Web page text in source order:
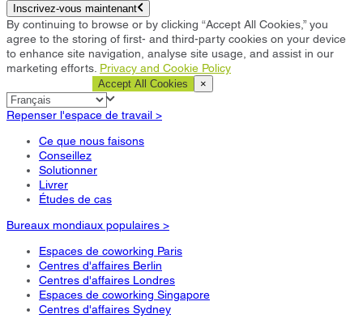
Inscrivez-vous maintenant
By continuing to browse or by clicking “Accept All Cookies,” you
agree to the storing of first- and third-party cookies on your device
to enhance site navigation, analyse site usage, and assist in our
marketing efforts. Privacy and Cookie Policy
Accept All Cookies ×
Repenser l'espace de travail >
Ce que nous faisons
Conseillez
Solutionner
Livrer
Études de cas
Bureaux mondiaux populaires >
Espaces de coworking Paris
Centres d'affaires Berlin
Centres d'affaires Londres
Espaces de coworking Singapore
Centres d'affaires Sydney